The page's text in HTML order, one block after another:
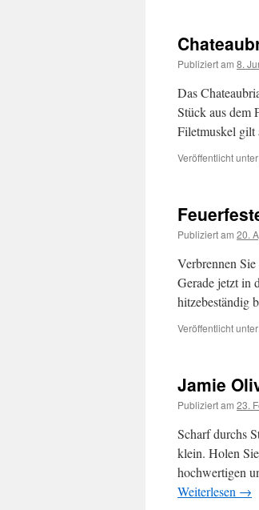
Publiziert am 8.
Das
Stück aus dem
Filetmuskel gilt
Veröffentlicht unter
Publiziert am 20.
Verbrennen
Gerade jetzt in
hitzebeständig
Veröffentlicht unter
Jamie
Publiziert am 23.
Scharf durchs
klein. Holen
hochwertigen
Weiterlesen →